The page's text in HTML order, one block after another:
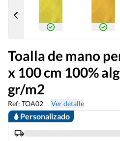
Toalla de mano
x 100 cm 100%
gr/m2
Ref: TOA02 Ver detalle
Personalizado